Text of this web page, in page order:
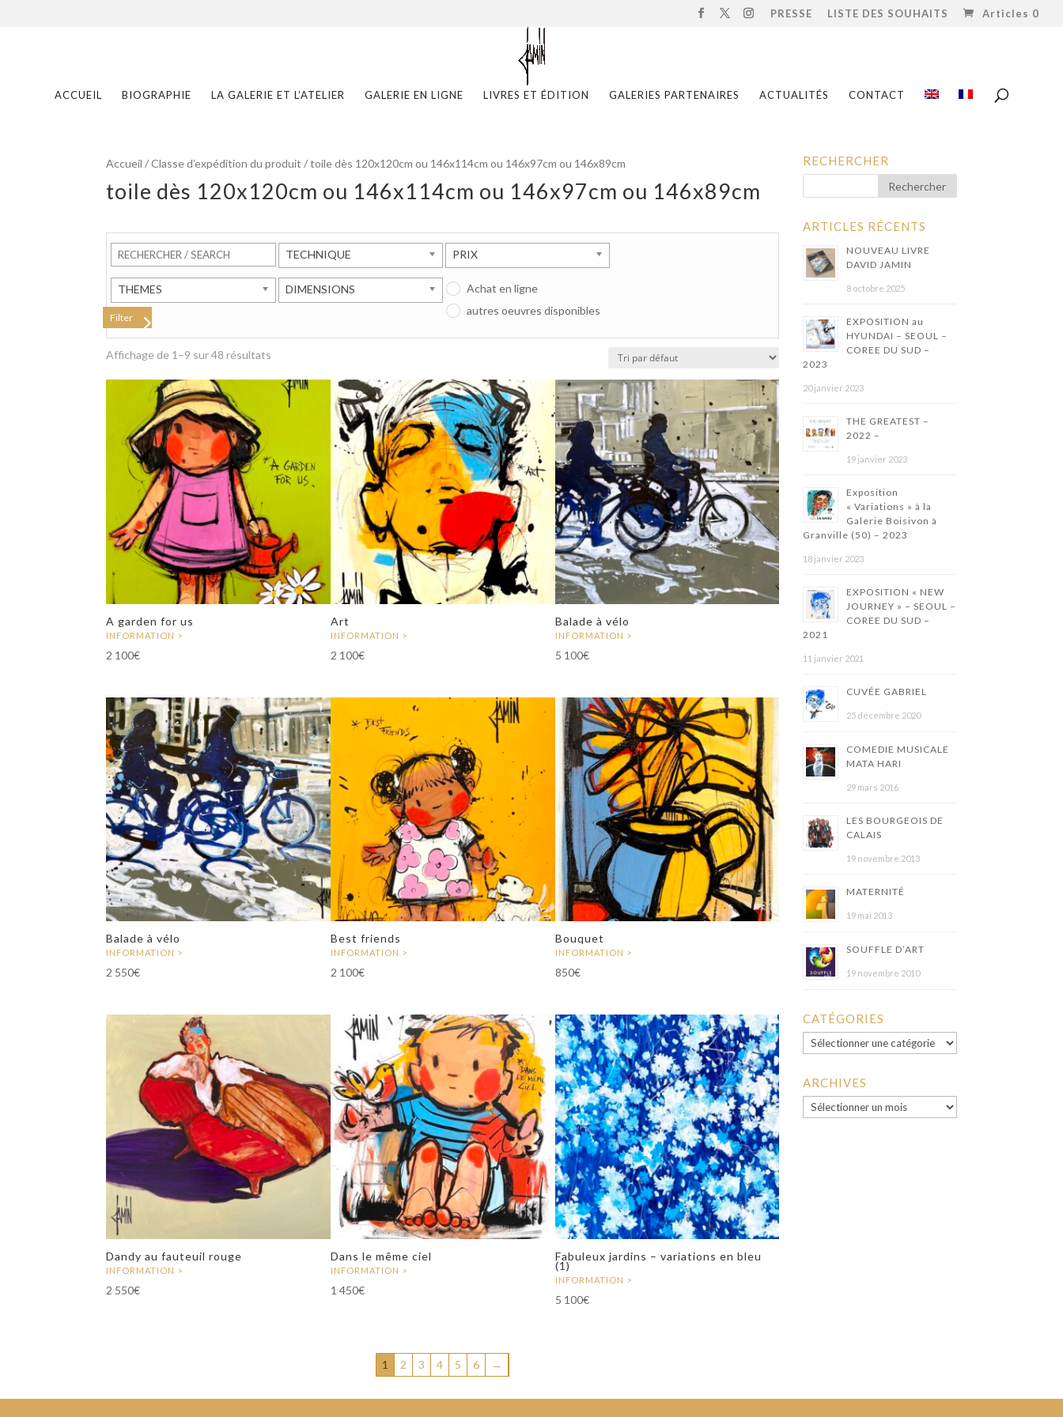
PRESSE LISTE DES SOUHAITS Articles 0
ACCUEIL BIOGRAPHIE LA GALERIE ET L’ATELIER GALERIE EN LIGNE LIVRES ET ÉDITION GALERIES PARTENAIRES ACTUALITÉS CONTACT
Accueil / Classe d’expédition du produit / toile dès 120x120cm ou 146x114cm ou 146x97cm ou 146x89cm
toile dès 120x120cm ou 146x114cm ou 146x97cm ou 146x89cm
TECHNIQUE PRIX
THEMES DIMENSIONS
Achat en ligne
autres oeuvres disponibles
Filter
Affichage de 1–9 sur 48 résultats
A garden for us
2 100€
Art
2 100€
Balade à vélo
5 100€
Balade à vélo
2 550€
Best friends
2 100€
Bouquet
850€
Dandy au fauteuil rouge
2 550€
Dans le même ciel
1 450€
Fabuleux jardins – variations en bleu
(1)
5 100€
1 2 3 4 5 6 →
RECHERCHER
ARTICLES RÉCENTS
NOUVEAU LIVRE
DAVID JAMIN
8 octobre 2025
EXPOSITION au
HYUNDAI – SEOUL –
COREE DU SUD –
2023
20 janvier 2023
THE GREATEST –
2022 –
19 janvier 2023
Exposition
« Variations » à la
Galerie Boisivon à
Granville (50) – 2023
18 janvier 2023
EXPOSITION « NEW
JOURNEY » – SEOUL –
COREE DU SUD –
2021
11 janvier 2021
CUVÉE GABRIEL
25 décembre 2020
COMEDIE MUSICALE
MATA HARI
29 mars 2016
LES BOURGEOIS DE
CALAIS
19 novembre 2013
MATERNITÉ
19 mai 2013
SOUFFLE D’ART
19 novembre 2010
CATÉGORIES
Catégories
ARCHIVES
Archives